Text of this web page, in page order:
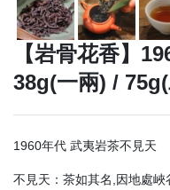
【岩骨花香】
38g(一兩) /
1960年代 武夷岩茶不見天
不見天：茶如其名,因地處峽